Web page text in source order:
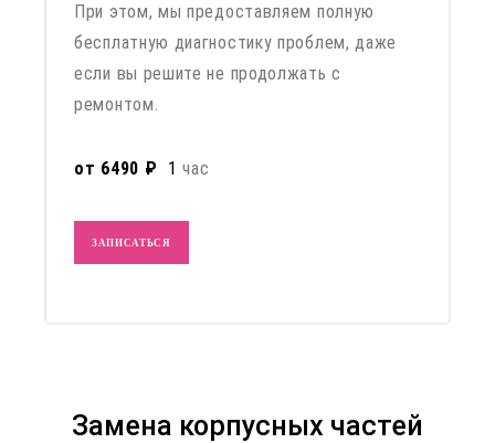
При этом, мы предоставляем полную
бесплатную диагностику проблем, даже
если вы решите не продолжать с
ремонтом.
от 6490 ₽ 1 час
ЗАПИСАТЬСЯ
Замена корпусных частей